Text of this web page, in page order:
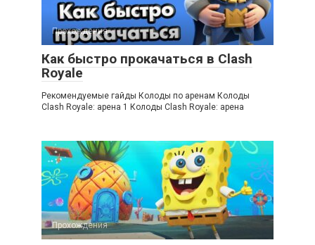
Прохождения
Как быстро прокачаться в Clash
Royale
Рекомендуемые гайды Колоды по аренам Колоды
Clash Royale: арена 1 Колоды Clash Royale: арена
Прохождения